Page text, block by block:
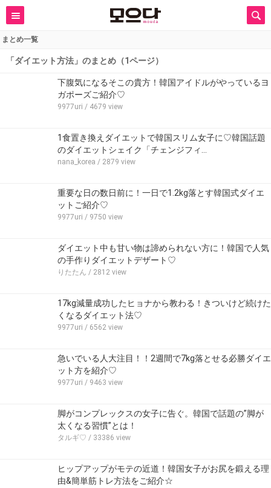
まとめ一覧
「ダイエット方法」のまとめ（1ページ）
下腹気になるそこの貴方！韓国アイドルがやっているヨ
ガポーズご紹介♡
9977uri / 4679 view
1食置き換えダイエットで韓国スリム女子に♡韓国話題
のダイエットシェイク「チェンジフィ…
nana_korea / 2879 view
重要な日の数日前に！一日で1.2kg落とす韓国式ダイエ
ットご紹介♡
9977uri / 9750 view
ダイエット中も甘い物は諦められない方に！韓国で人気
の手作りダイエットデザート♡
りたたん / 2812 view
17kg減量成功したヒョナから教わる！きついけど続けた
くなるダイエット法♡
9977uri / 6562 view
急いでいる人大注目！！2週間で7kg落とせる必勝ダイエ
ット方を紹介♡
9977uri / 9463 view
脚がコンプレックスの女子に告ぐ。韓国で話題の”脚が
太くなる習慣”とは！
タルギ♡ / 33386 view
ヒップアップがモテの近道！韓国女子がお尻を鍛える理
由&簡単筋トレ方法をご紹介☆